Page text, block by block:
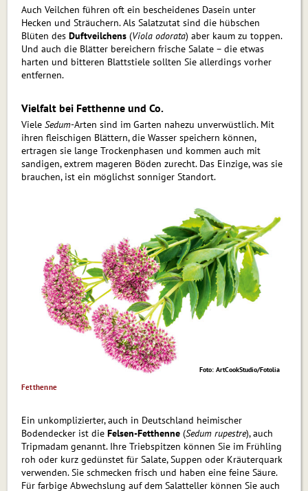
Auch Veilchen führen oft ein bescheidenes Dasein unter
Hecken und Sträuchern. Als Salatzutat sind die hübschen
Blüten des Duftveilchens (Viola odorata) aber kaum zu toppen.
Und auch die Blätter bereichern frische Salate – die etwas
harten und bitteren Blattstiele sollten Sie allerdings vorher
entfernen.
Vielfalt bei Fetthenne und Co.
Viele Sedum-Arten sind im Garten nahezu unverwüstlich. Mit
ihren fleischigen Blättern, die Wasser speichern können,
ertragen sie lange Trockenphasen und kommen auch mit
sandigen, extrem mageren Böden zurecht. Das Einzige, was sie
brauchen, ist ein möglichst sonniger Standort.
Foto: ArtCookStudio/Fotolia
Fetthenne
Ein unkomplizierter, auch in Deutschland heimischer
Bodendecker ist die Felsen-Fetthenne (Sedum rupestre), auch
Tripmadam genannt. Ihre Triebspitzen können Sie im Frühling
roh oder kurz ge­dünstet für Salate, Suppen oder Kräuterquark
verwenden. Sie schmecken frisch und haben eine feine Säure.
Für farbige Abwechslung auf dem Salatteller können Sie auch